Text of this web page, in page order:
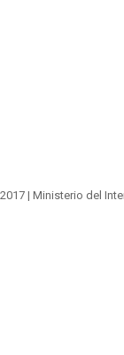
2017 | Ministerio del